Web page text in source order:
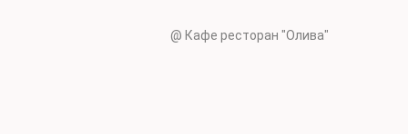
@ Кафе ресторан "Олива"